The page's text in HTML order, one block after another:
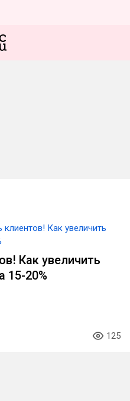
клиентов! Как увеличить
Как увеличить
15-20%
125